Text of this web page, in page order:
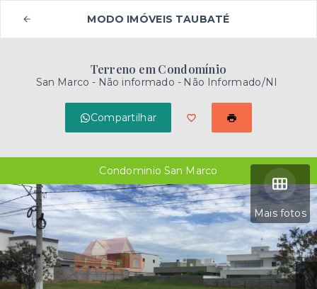
MODO IMÓVEIS TAUBATÉ
Terreno em Condomínio
San Marco - Não informado - Não Informado/NI
Compartilhar
Mais fotos
Condominio San Marco